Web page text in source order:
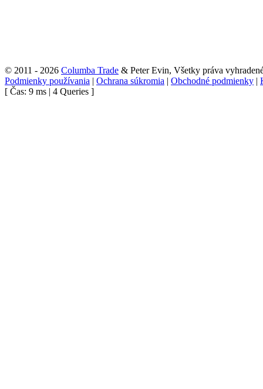
© 2011 - 2026 Columba Trade & Peter Evin, Všetky práva
Podmienky používania | Ochrana súkromia | Obchodné podmienky |
[ Čas: 9 ms | 4 Queries ]